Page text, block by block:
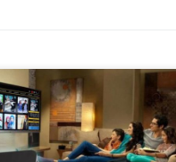
каждый задается этим
когда приходит время
Смарт ТВ приставки. Если
на многообразие этих
в интернете, то может